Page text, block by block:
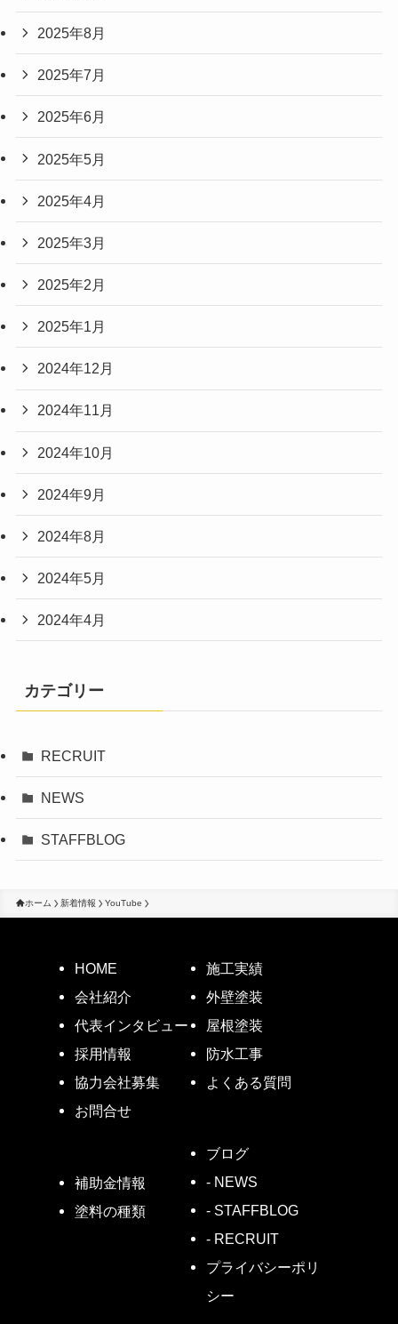
2025年8月
2025年7月
2025年6月
2025年5月
2025年4月
2025年3月
2025年2月
2025年1月
2024年12月
2024年11月
2024年10月
2024年9月
2024年8月
2024年5月
2024年4月
カテゴリー
RECRUIT
NEWS
STAFFBLOG
ホーム 新着情報 YouTube
HOME
会社紹介
代表インタビュー
採用情報
協力会社募集
お問合せ
施工実績
外壁塗装
屋根塗装
防水工事
よくある質問
補助金情報
塗料の種類
ブログ
- NEWS
- STAFFBLOG
- RECRUIT
プライバシーポリ
シー